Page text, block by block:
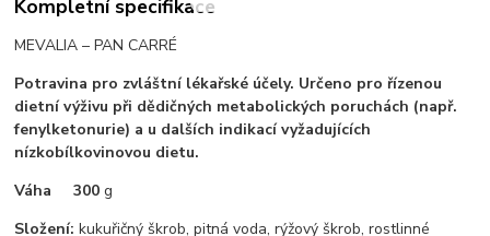
Kompletní specifikace
MEVALIA – PAN CARRÉ
Potravina pro zvláštní lékařské účely. Určeno pro řízenou
dietní výživu při dědičných metabolických poruchách (např.
fenylketonurie) a u dalších indikací vyžadujících
nízkobílkovinovou dietu.
Váha 300 g
Složení:kukuřičný škrob, pitná voda, rýžový škrob, rostlinné